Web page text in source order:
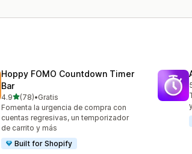
Hoppy FOMO Countdown Timer
Bar
4.9de 5 estrellas
(78)
78 reseñas en total
•Gratis
Fomenta la urgencia de compra con
cuentas regresivas, un temporizador
de carrito y más
Built for Shopify